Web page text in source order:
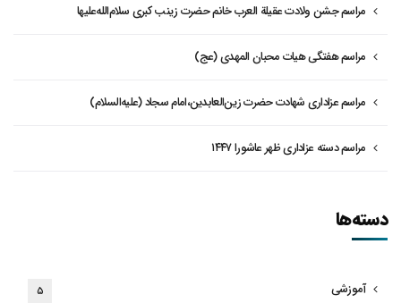
مراسم جشن ولادت عقیلة العرب خانم حضرت زینب کبری سلام‌الله‌علیها
مراسم هفتگی هیات محبان المهدی (عج)
مراسم عزاداری شهادت حضرت زین‌العابدین،امام سجاد (علیه‌السلام)
مراسم دسته عزاداری ظهر عاشورا ۱۴۴۷
دسته‌ها
آموزشی ۵